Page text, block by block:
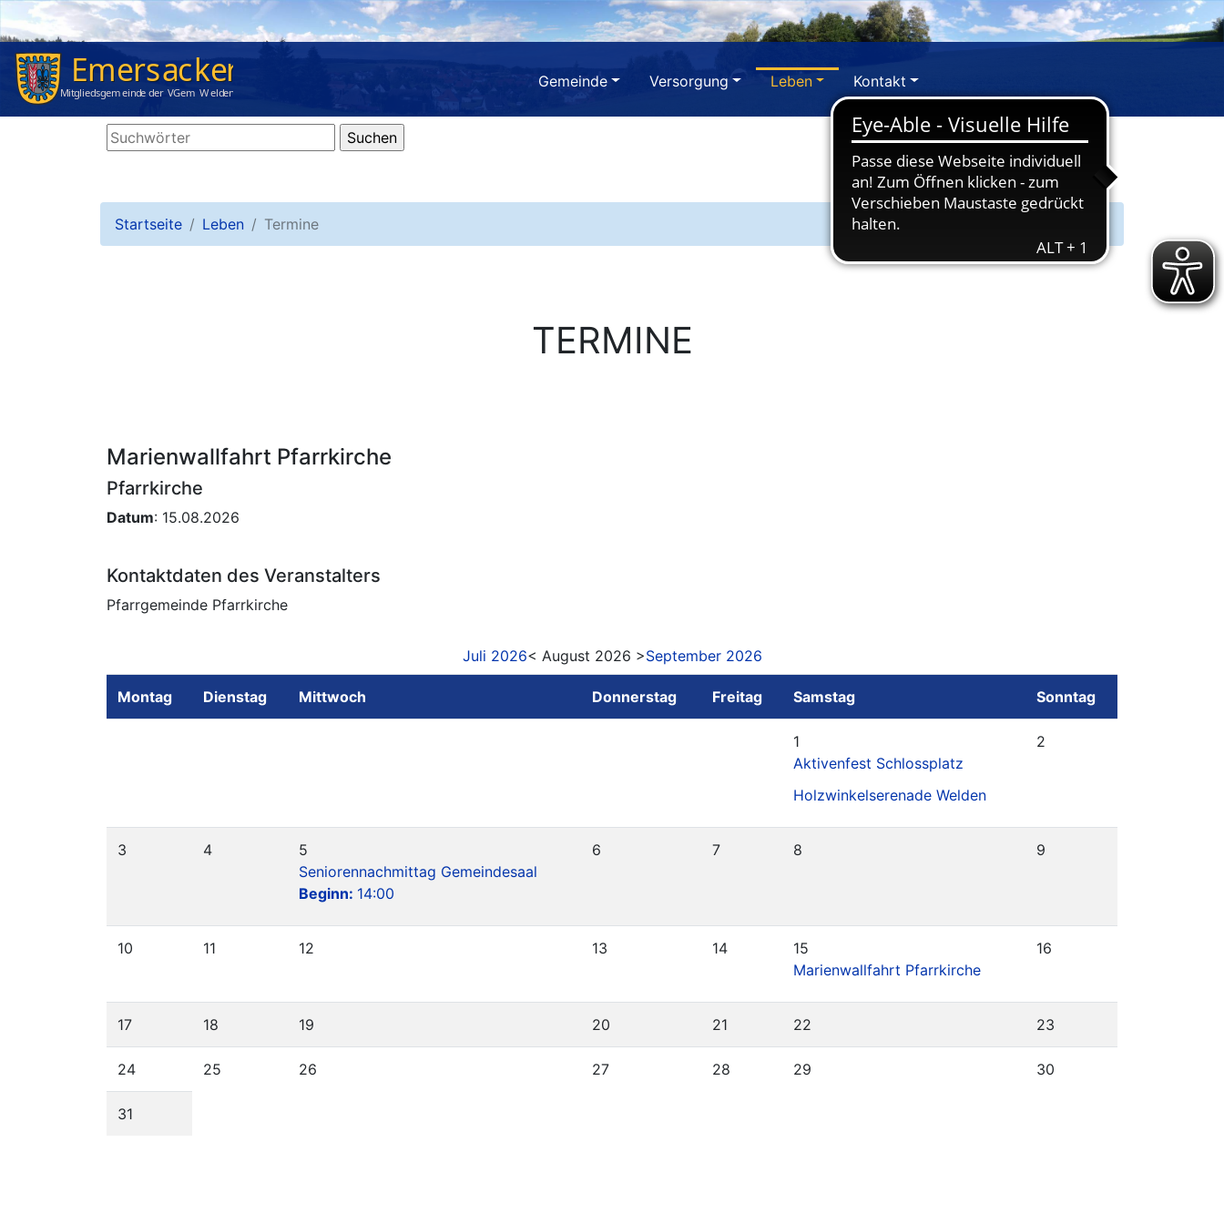
Gemeinde Versorgung Leben Kontakt
Startseite Leben Termine
TERMINE
Marienwallfahrt Pfarrkirche
Pfarrkirche
Datum: 15.08.2026
Kontaktdaten des Veranstalters
Pfarrgemeinde Pfarrkirche
Juli 2026< August 2026 >September 2026
Montag Dienstag Mittwoch Donnerstag Freitag Samstag Sonntag
1
Aktivenfest Schlossplatz
Holzwinkelserenade Welden
2
3 4
5
Seniorennachmittag Gemeindesaal
Beginn: 14:00
6 7 8 9
10 11 12 13 14
15
Marienwallfahrt Pfarrkirche
16
17 18 19 20 21 22 23
24 25 26 27 28 29 30
31